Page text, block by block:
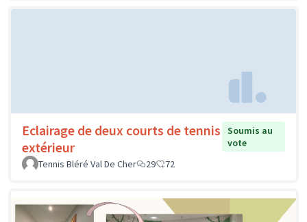
Eclairage de deux courts de tennis
extérieur
Soumis au
vote
Tennis Bléré Val De Cher
29 72